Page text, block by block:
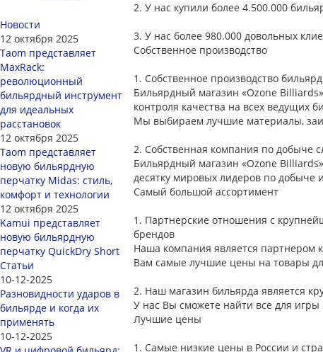
2. У нас купили более 4.500.000
3. У нас более 980.000 довольных
Собственное производство
1. Собственное производство
Бильярдный магазин «Ozone
контроля качества на всех ведущих
Мы выбираем лучшие материалы,
2. Собственная компания по добыче
Бильярдный магазин «Ozone
десятку мировых лидеров по добыче
Самый большой ассортимент
1. Партнерские отношения с
брендов
Наша компания является партнером
Вам самые лучшие цены на товары
2. Наш магазин бильярда является
У нас Вы сможете найти все для
Лучшие цены
1. Самые низкие цены в России и
Новости
12 октября 2025
Taom представляет
MaxRack:
революционный
бильярдный инструмент
для идеальных
расстановок
12 октября 2025
Taom представляет
новую бильярдную
перчатку Midas: стиль,
комфорт и технологии
12 октября 2025
Kamui представляет
новую бильярдную
перчатку QuickDry Short
Статьи
10-12-2025
Разновидности ударов в
бильярде и когда их
применять
10-12-2025